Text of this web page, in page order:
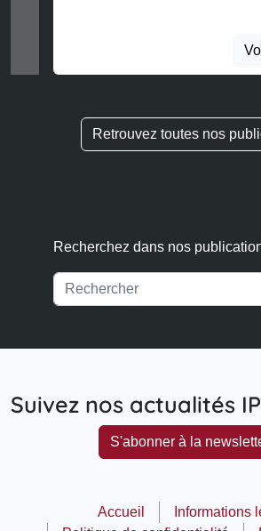
Retrouvez toutes nos
Recherchez dans nos
Suivez nos actualités
S'abonner à la
Accueil
Informations